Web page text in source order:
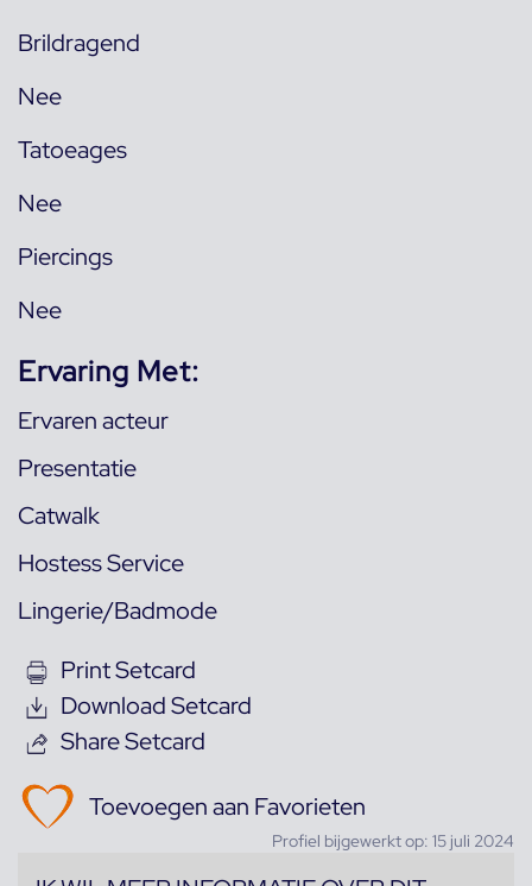
Brildragend
Nee
Tatoeages
Nee
Piercings
Nee
Ervaring Met:
Ervaren acteur
Presentatie
Catwalk
Hostess Service
Lingerie/Badmode
Print Setcard
Download Setcard
Share Setcard
Toevoegen aan Favorieten
Profiel bijgewerkt op: 15 juli 2024